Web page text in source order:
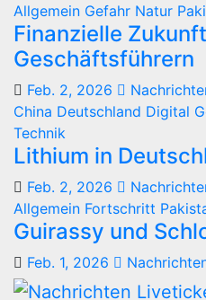
Allgemein Gefahr Natur
Finanzielle
Geschäftsführern
Feb. 2, 2026
China Deutschland Digital
Technik
Lithium in
Feb. 2, 2026
Allgemein Fortschritt
Guirassy und
Feb. 1, 2026